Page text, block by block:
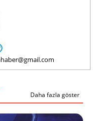
Daha fazla göster